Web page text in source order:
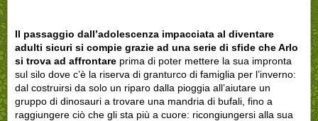
Il passaggio dall’adolescenza impacciata al diventare
adulti sicuri si compie grazie ad una serie di sfide che Arlo
si trova ad affrontare prima di poter mettere la sua impronta
sul silo dove c’è la riserva di granturco di famiglia per l’inverno:
dal costruirsi da solo un riparo dalla pioggia all’aiutare un
gruppo di dinosauri a trovare una mandria di bufali, fino a
raggiungere ciò che gli sta più a cuore: ricongiungersi alla sua